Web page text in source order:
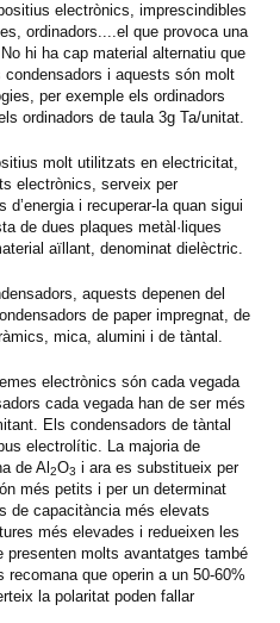
electrònics, imprescindibles
ordinadors....el que provoca una
hi ha cap material alternatiu que
i aquests són molt
per exemple els ordinadors
ordinadors de taula 3g Ta/unitat.
molt utilitzats en electricitat,
electrònics, serveix per
i recuperar-la quan sigui
de dues plaques metàl·liques
aïllant, denominat dielèctric.
aquests depenen del
de paper impregnat, de
mica, alumini i de tàntal.
electrònics són cada vegada
cada vegada han de ser més
Els condensadors de tàntal
electrolític. La majoria de
de Al 2O3 i ara es substitueix per
més petits i per un determinat
de capacitància més elevats
més elevades i redueixen les
presenten molts avantatges també
que operin a un 50-60%
la polaritat poden fallar